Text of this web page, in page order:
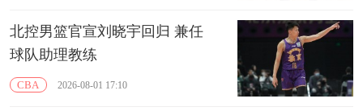
北控男篮官宣刘晓宇回归 兼任
球队助理教练
CBA 2026-08-01 17:10